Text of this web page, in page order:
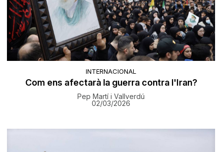
INTERNACIONAL
Com ens afectarà la guerra contra l'Iran?
Pep Martí i Vallverdú
02/03/2026